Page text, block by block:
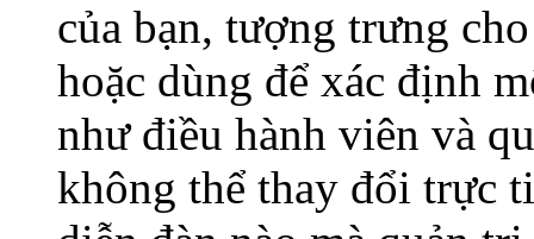
của bạn, tượng trưng
hoặc dùng để xác định
như điều hành viên và
không thể thay đổi trực